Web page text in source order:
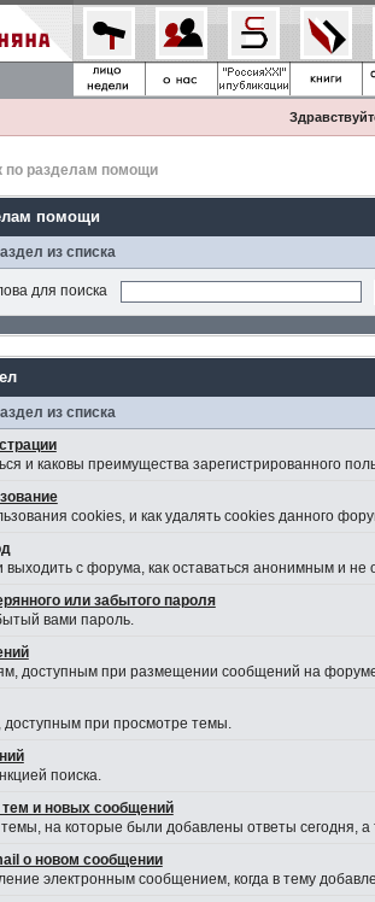
по разделам помощи
помощи
из списка
для поиска
из списка
и каковы преимущества зарегистрированного
cookies, и как удалять cookies данного
выходить с форума, как оставаться анонимным и
или забытого пароля
вами пароль.
доступным при размещении сообщений на
доступным при просмотре темы.
поиска.
и новых сообщений
темы, на которые были добавлены ответы сегодня,
о новом сообщении
электронным сообщением, когда в тему